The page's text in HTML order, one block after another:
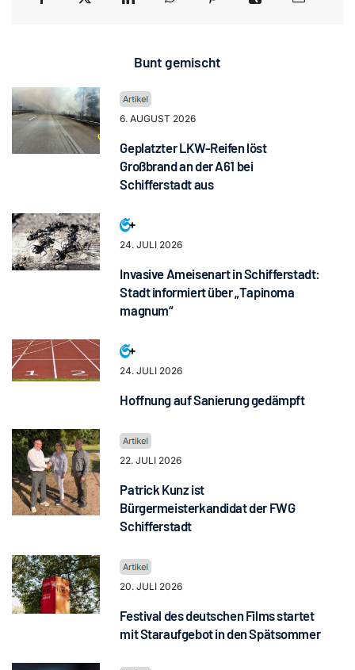
Bunt gemischt
6. AUGUST 2026
Geplatzter LKW-Reifen löst
Großbrand an der A61 bei
Schifferstadt aus
24. JULI 2026
Invasive Ameisenart in Schifferstadt:
Stadt informiert über „Tapinoma
magnum“
24. JULI 2026
Hoffnung auf Sanierung gedämpft
22. JULI 2026
Patrick Kunz ist
Bürgermeisterkandidat der FWG
Schifferstadt
20. JULI 2026
Festival des deutschen Films startet
mit Staraufgebot in den Spätsommer